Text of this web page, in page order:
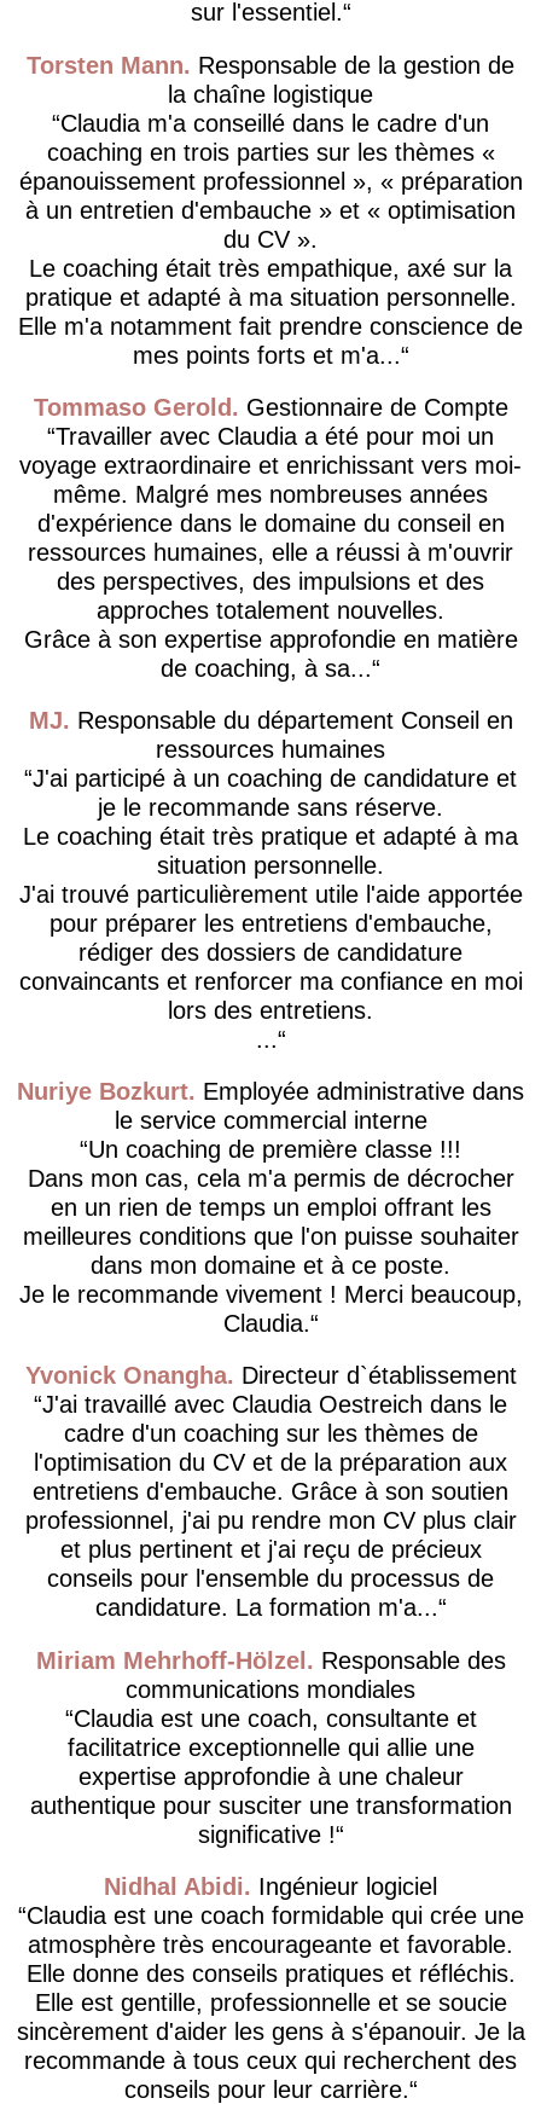
sur l'essentiel.
Torsten Mann
Responsable de la gestion de
la chaîne logistique
Claudia m'a conseillé dans le cadre d'un
coaching en trois parties sur les thèmes «
épanouissement professionnel », « préparation
à un entretien d'embauche » et « optimisation
du CV ».
Le coaching était très empathique, axé sur la
pratique et adapté à ma situation personnelle.
Elle m'a notamment fait prendre conscience de
mes points forts et m'a...
Tommaso Gerold
Gestionnaire de Compte
Travailler avec Claudia a été pour moi un
voyage extraordinaire et enrichissant vers moi-
même. Malgré mes nombreuses années
d'expérience dans le domaine du conseil en
ressources humaines, elle a réussi à m'ouvrir
des perspectives, des impulsions et des
approches totalement nouvelles.
Grâce à son expertise approfondie en matière
de coaching, à sa...
MJ
Responsable du département Conseil en
ressources humaines
J'ai participé à un coaching de candidature et
je le recommande sans réserve.
Le coaching était très pratique et adapté à ma
situation personnelle.
J'ai trouvé particulièrement utile l'aide apportée
pour préparer les entretiens d'embauche,
rédiger des dossiers de candidature
convaincants et renforcer ma confiance en moi
lors des entretiens.
...
Nuriye Bozkurt Employée administrative dans
le service commercial interne
Un coaching de première classe !!!
Dans mon cas, cela m'a permis de décrocher
en un rien de temps un emploi offrant les
meilleures conditions que l'on puisse souhaiter
dans mon domaine et à ce poste.
Je le recommande vivement ! Merci beaucoup,
Claudia.
Yvonick Onangha
Directeur d`établissement
J'ai travaillé avec Claudia Oestreich dans le
cadre d'un coaching sur les thèmes de
l'optimisation du CV et de la préparation aux
entretiens d'embauche. Grâce à son soutien
professionnel, j'ai pu rendre mon CV plus clair
et plus pertinent et j'ai reçu de précieux
conseils pour l'ensemble du processus de
candidature. La formation m'a...
Miriam Mehrhoff-Hölzel
Responsable des
communications mondiales
Claudia est une coach, consultante et
facilitatrice exceptionnelle qui allie une
expertise approfondie à une chaleur
authentique pour susciter une transformation
significative !
Nidhal Abidi
Ingénieur logiciel
Claudia est une coach formidable qui crée une
atmosphère très encourageante et favorable.
Elle donne des conseils pratiques et réfléchis.
Elle est gentille, professionnelle et se soucie
sincèrement d'aider les gens à s'épanouir. Je la
recommande à tous ceux qui recherchent des
conseils pour leur carrière.